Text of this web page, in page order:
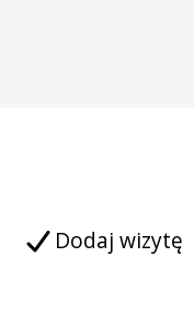
Dodaj wizytę